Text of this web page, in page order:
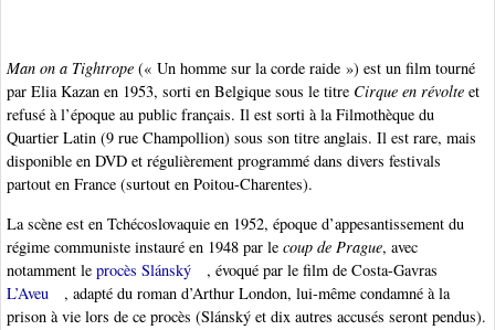
Man on a Tightrope (« Un homme sur la corde raide ») est un film tourné
par Elia Kazan en 1953, sorti en Belgique sous le titre Cirque en révolte et
refusé à l’époque au public français. Il est sorti à la Filmothèque du
Quartier Latin (9 rue Champollion) sous son titre anglais. Il est rare, mais
disponible en DVD et régulièrement programmé dans divers festivals
partout en France (surtout en Poitou-Charentes).
La scène est en Tchécoslovaquie en 1952, époque d’appesantissement du
régime communiste instauré en 1948 par le coup de Prague, avec
notamment le procès Slánský
, évoqué par le film de Costa-Gavras
L’Aveu
, adapté du roman d’Arthur London, lui-même condamné à la
prison à vie lors de ce procès (Slánský et dix autres accusés seront pendus).